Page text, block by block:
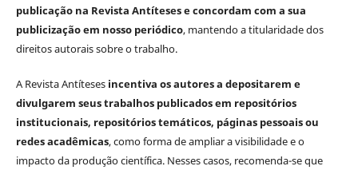
publicação na Revista Antíteses e concordam com a sua
publicização em nosso periódico, mantendo a titularidade dos
direitos autorais sobre o trabalho.
A Revista Antíteses incentiva os autores a depositarem e
divulgarem seus trabalhos publicados em repositórios
institucionais, repositórios temáticos, páginas pessoais ou
redes acadêmicas, como forma de ampliar a visibilidade e o
impacto da produção científica. Nesses casos, recomenda-se que